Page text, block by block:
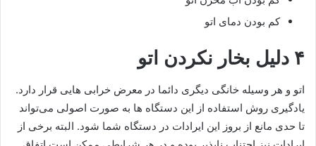
کم بودن دمای اتو
۴ دلیل بخار نکردن اتو
اتو و هر وسیله خانگی دیگری دائما در معرض خرابی هایی قرار دارد.
یادگیری روش استفاده از این دستگاه ها به صورت اصولی می‌‌تواند
تا حدی مانع از بروز این ایرادات در دستگاه شما شود. البته برخی از